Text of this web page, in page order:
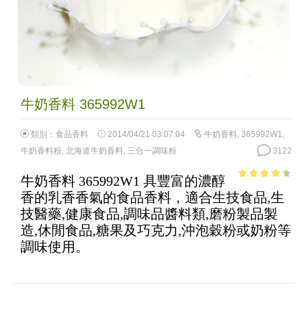
牛奶香料 365992W1
類別： 食品香料 2014/04/21 03:07:04 牛奶香料, 365992W1,
牛奶香料粉, 北海道牛奶香料, 三合一調味粉 3122
of 5
牛奶香料 365992W1 具豐富的濃醇
香的乳香香氣的食品香料，適合生技食品,生
技醫藥,健康食品,調味品醬料類,磨粉製品製
造,休閒食品,糖果及巧克力,沖泡穀粉或奶粉等
調味使用。